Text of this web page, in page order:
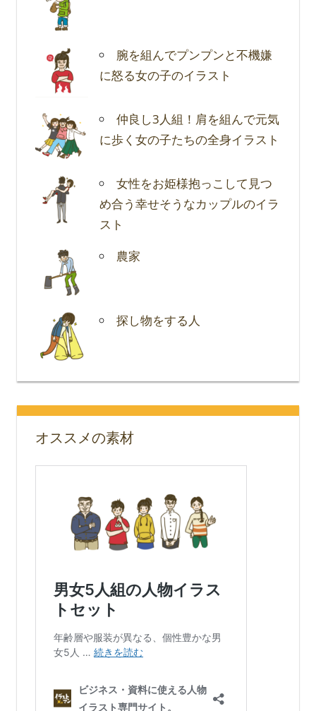
腕を組んでプンプンと不機嫌
に怒る女の子のイラスト
仲良し3人組！肩を組んで元気
に歩く女の子たちの全身イラスト
女性をお姫様抱っこして見つ
め合う幸せそうなカップルのイラ
スト
農家
探し物をする人
オススメの素材